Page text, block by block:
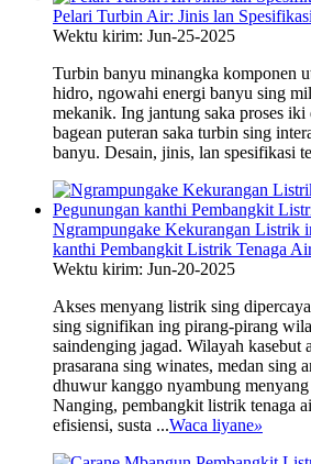
Pelari Turbin Air: Jinis lan
Wektu kirim: Jun-25-2025
Turbin banyu minangka komponen
hidro, ngowahi energi banyu sing
mekanik. Ing jantung saka proses iki
bagean puteran saka turbin sing
banyu. Desain, jinis, lan spesifikasi
Ngrampungake Kekurangan Listrik
kanthi Pembangkit Listrik Tenaga
Wektu kirim: Jun-20-2025
Akses menyang listrik sing
sing signifikan ing pirang-pirang
saindenging jagad. Wilayah kasebut
prasarana sing winates, medan sing
dhuwur kanggo nyambung
Nanging, pembangkit listrik tenaga
efisiensi, susta ...Waca liyane»